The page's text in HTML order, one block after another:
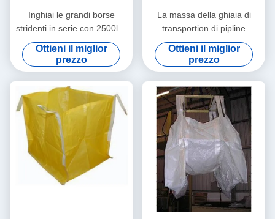
Inghiai le grandi borse
stridenti in serie con 2500lbs
la capacità, colore bianco
Ottieni il miglior
prezzo
La massa della ghiaia di
transportion di pipline
tessuta pp insacca, fino a
3000lbs
Ottieni il miglior
prezzo